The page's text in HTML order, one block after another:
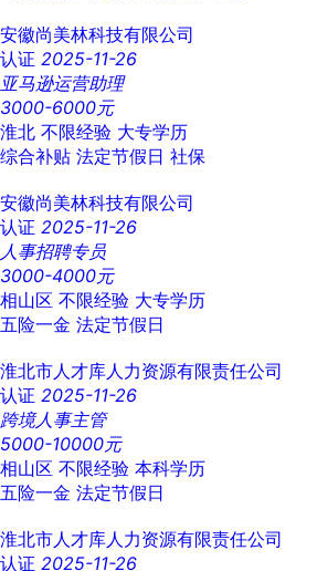
安徽尚美林科技有限公司
认证 2025-11-26
亚马逊运营助理
3000-6000元
淮北 不限经验 大专学历
综合补贴 法定节假日 社保
安徽尚美林科技有限公司
认证 2025-11-26
人事招聘专员
3000-4000元
相山区 不限经验 大专学历
五险一金 法定节假日
淮北市人才库人力资源有限责任公司
认证 2025-11-26
跨境人事主管
5000-10000元
相山区 不限经验 本科学历
五险一金 法定节假日
淮北市人才库人力资源有限责任公司
认证 2025-11-26